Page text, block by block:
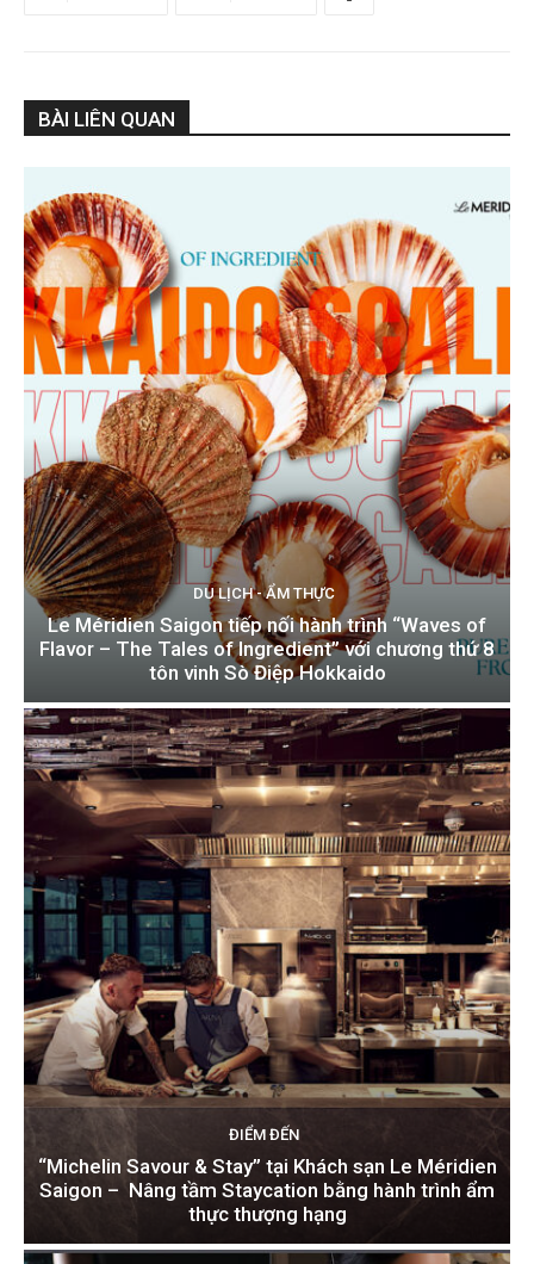
BÀI LIÊN QUAN
DU LỊCH - ẨM THỰC
Le Méridien Saigon tiếp nối hành trình “Waves of
Flavor – The Tales of Ingredient” với chương thứ 8
tôn vinh Sò Điệp Hokkaido
ĐIỂM ĐẾN
“Michelin Savour & Stay” tại Khách sạn Le Méridien
Saigon – Nâng tầm Staycation bằng hành trình ẩm
thực thượng hạng